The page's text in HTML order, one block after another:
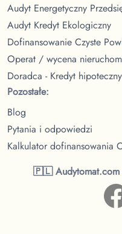
Audyt Energetyczny
Audyt Kredyt Ekologiczny
Dofinansowanie Czyste
Operat / wycena
Doradca - Kredyt hipoteczny
Pozostałe:
Blog
Pytania i odpowiedzi
Kalkulator dofinansowania
🇵🇱 Audytomat.com -